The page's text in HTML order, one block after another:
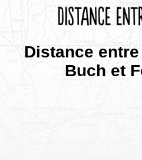
Distance
Buch et